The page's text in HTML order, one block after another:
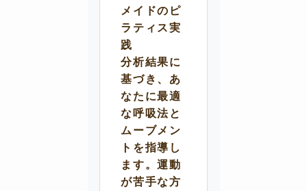
メイドのピ
ラティス実
践
分析結果に
基づき、あ
なたに最適
な呼吸法と
ムーブメン
トを指導し
ます。運動
が苦手な方